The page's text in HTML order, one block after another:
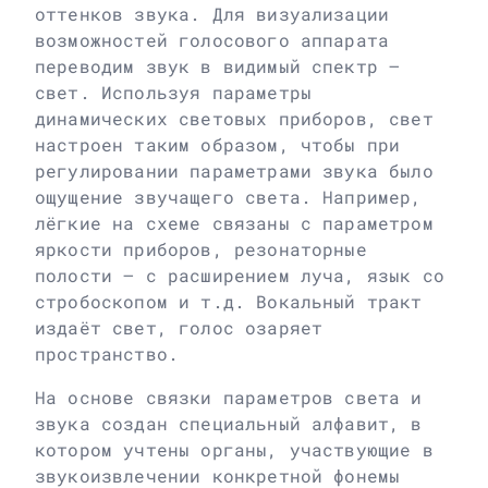
оттенков звука. Для визуализации
возможностей голосового аппарата
переводим звук в видимый спектр –
свет. Используя параметры
динамических световых приборов, свет
настроен таким образом, чтобы при
регулировании параметрами звука было
ощущение звучащего света. Например,
лёгкие на схеме связаны с параметром
яркости приборов, резонаторные
полости – с расширением луча, язык со
стробоскопом и т.д. Вокальный тракт
издаёт свет, голос озаряет
пространство.
На основе связки параметров света и
звука создан специальный алфавит, в
котором учтены органы, участвующие в
звукоизвлечении конкретной фонемы